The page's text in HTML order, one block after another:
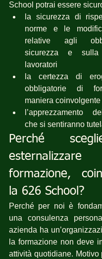
School potrai essere
la sicurezza di
norme e le
relative agli
sicurezza e
lavoratori
la certezza di
obbligatorie di
maniera
l’apprezzamento
che si sentiranno
Perché
formazione,
la 626 School?
Perché per noi è
una consulenza
azienda ha
la formazione non deve